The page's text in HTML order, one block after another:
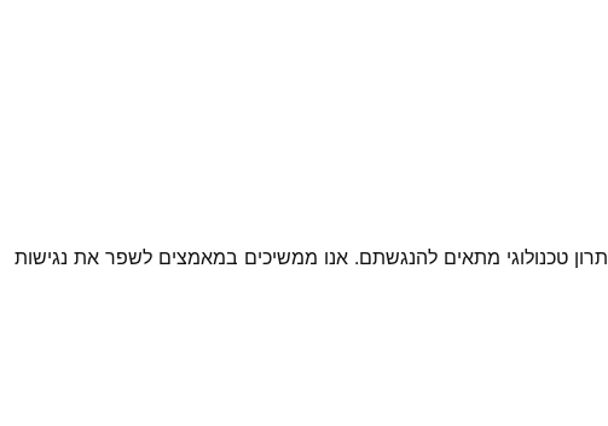
טכנולוגי מתאים להנגשתם. אנו ממשיכים במאמצים לשפר את נגישות